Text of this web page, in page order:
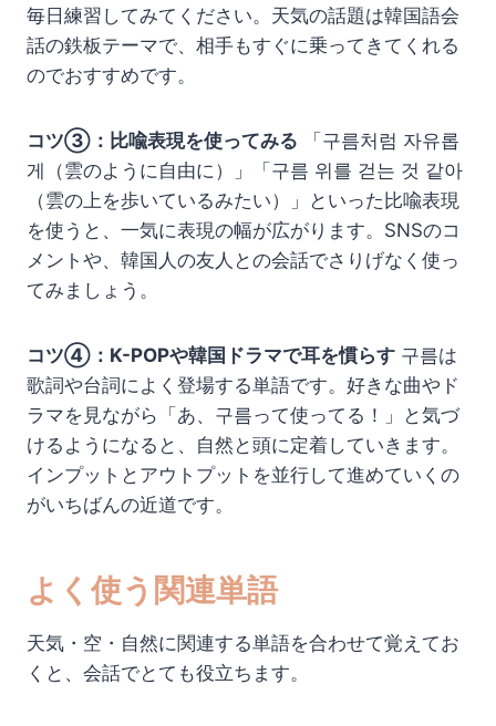
毎日練習してみてください。天気の話題は韓国語会
話の鉄板テーマで、相手もすぐに乗ってきてくれる
のでおすすめです。
コツ③：比喩表現を使ってみる 「구름처럼 자유롭
게（雲のように自由に）」「구름 위를 걷는 것 같아
（雲の上を歩いているみたい）」といった比喩表現
を使うと、一気に表現の幅が広がります。SNSのコ
メントや、韓国人の友人との会話でさりげなく使っ
てみましょう。
コツ④：K-POPや韓国ドラマで耳を慣らす 구름は
歌詞や台詞によく登場する単語です。好きな曲やド
ラマを見ながら「あ、구름って使ってる！」と気づ
けるようになると、自然と頭に定着していきます。
インプットとアウトプットを並行して進めていくの
がいちばんの近道です。
よく使う関連単語
天気・空・自然に関連する単語を合わせて覚えてお
くと、会話でとても役立ちます。